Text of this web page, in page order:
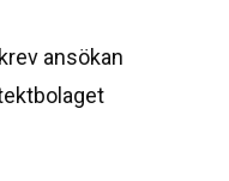
ansökan